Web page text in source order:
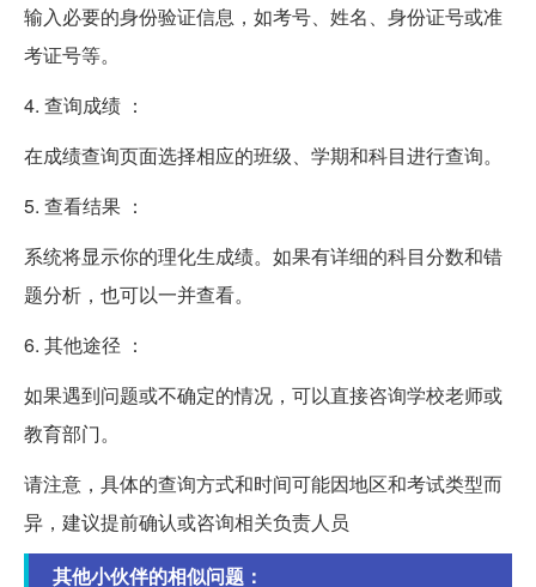
输入必要的身份验证信息，如考号、姓名、身份证号或准
考证号等。
4. 查询成绩 ：
在成绩查询页面选择相应的班级、学期和科目进行查询。
5. 查看结果 ：
系统将显示你的理化生成绩。如果有详细的科目分数和错
题分析，也可以一并查看。
6. 其他途径 ：
如果遇到问题或不确定的情况，可以直接咨询学校老师或
教育部门。
请注意，具体的查询方式和时间可能因地区和考试类型而
异，建议提前确认或咨询相关负责人员
其他小伙伴的相似问题：